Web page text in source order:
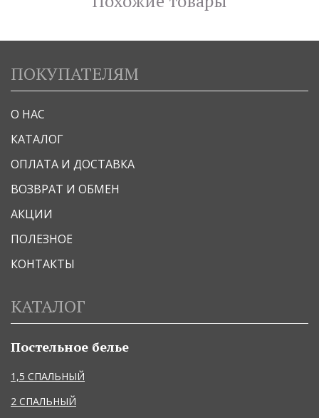
ПОКУПАТЕЛЯМ
О НАС
КАТАЛОГ
ОПЛАТА И ДОСТАВКА
ВОЗВРАТ И ОБМЕН
АКЦИИ
ПОЛЕЗНОЕ
КОНТАКТЫ
КАТАЛОГ
Постельное белье
1,5 СПАЛЬНЫЙ
2 СПАЛЬНЫЙ